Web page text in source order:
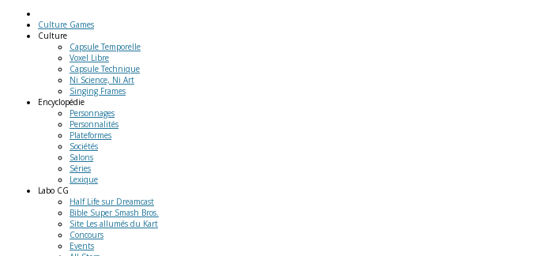
Culture Games
Culture
Capsule Temporelle
Voxel Libre
Capsule Technique
Ni Science, Ni Art
Singing Frames
Encyclopédie
Personnages
Personnalités
Plateformes
Sociétés
Salons
Séries
Lexique
Labo CG
Half Life sur Dreamcast
Bible Super Smash Bros.
Site Les allumés du Kart
Concours
Events